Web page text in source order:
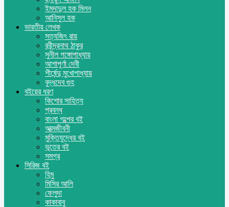
ইমদাদুল হক মিলন
আনিসুল হক
ভারতীয় লেখক
সত্যজিৎ রায়
রবীন্দ্রনাথ ঠাকুর
সুনীল গঙ্গোপাধ্যায়
আশাপূর্ণা দেবী
শীর্ষেন্দু মুখোপাধ্যায়
বুদ্ধদেব গুহ
বইয়ের ধরণ
কিশোর সাহিত্য
প্রবন্ধ
বাংলা গল্পের বই
আত্মজীবনী
মুক্তিযুদ্ধের বই
ভূতের বই
সমগ্র
সিরিজ বই
হিমু
মিসির আলি
ফেলুদা
কাকাবাবু